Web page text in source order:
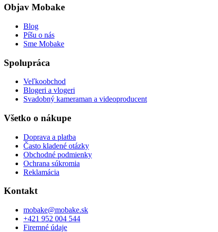
Objav Mobake
Blog
Píšu o nás
Sme Mobake
Spolupráca
Veľkoobchod
Blogeri a vlogeri
Svadobný kameraman a videoproducent
Všetko o nákupe
Doprava a platba
Často kladené otázky
Obchodné podmienky
Ochrana súkromia
Reklamácia
Kontakt
mobake@mobake.sk
+421 952 004 544
Firemné údaje